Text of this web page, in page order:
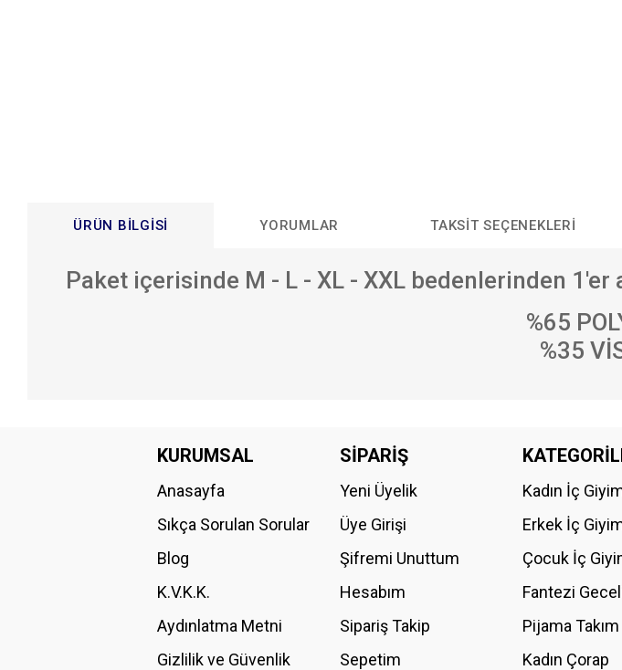
ÜRÜN BILGISI YORUMLAR TAKSIT SEÇENEKLERI
Paket içerisinde M - L - XL - XXL bedenlerinden
%65
%35
Bu ürüne ilk
Ürün resmi kalitesiz, bozuk veya görüntülenemiyor.
Ürün fiyatı diğer sitelerden daha pahalı.
Bu ürüne benzer farklı alternatifler olmalı.
KURUMSAL
Anasayfa
Sıkça Sorulan Sorular
Blog
K.V.K.K.
Aydınlatma Metni
Gizlilik ve Güvenlik
SİPARİŞ
Yeni Üyelik
Üye Girişi
Şifremi Unuttum
Hesabım
Sipariş Takip
Sepetim
Kadın İç
Erkek İç
Çocuk İç
Fantezi
Pijama Takım
Kadın Çorap